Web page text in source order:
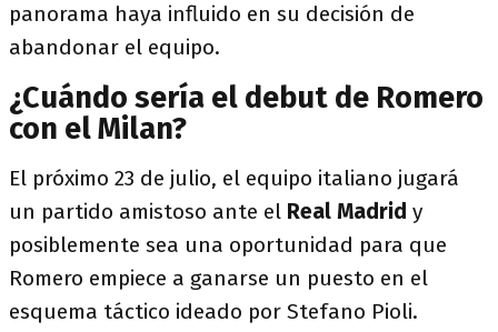
panorama haya influido en su decisión de
abandonar el equipo.
¿Cuándo sería el debut de Romero
con el Milan?
El próximo 23 de julio, el equipo italiano jugará
un partido amistoso ante el Real Madrid y
posiblemente sea una oportunidad para que
Romero empiece a ganarse un puesto en el
esquema táctico ideado por Stefano Pioli.